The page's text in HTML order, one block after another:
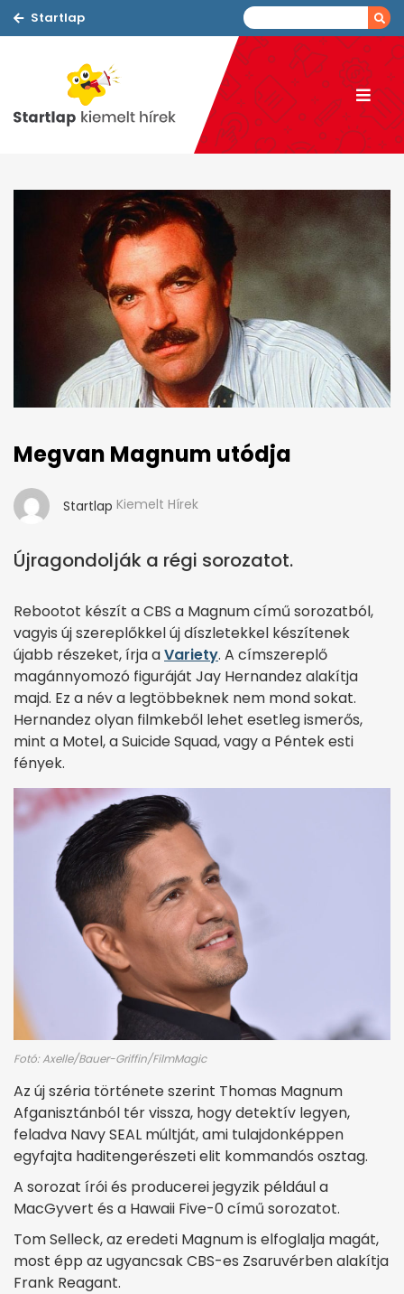
Startlap
Megvan Magnum utódja
Startlap Kiemelt Hírek
Újragondolják a régi sorozatot.
Rebootot készít a CBS a Magnum című sorozatból,
vagyis új szereplőkkel új díszletekkel készítenek
újabb részeket, írja aVariety. A címszereplő
magánnyomozó figuráját Jay Hernandez alakítja
majd. Ez a név a legtöbbeknek nem mond sokat.
Hernandez olyan filmkeből lehet esetleg ismerős,
mint a Motel, a Suicide Squad, vagy a Péntek esti
fények.
Fotó: Axelle/Bauer-Griffin/FilmMagic
Az új széria története szerint Thomas Magnum
Afganisztánból tér vissza, hogy detektív legyen,
feladva Navy SEAL múltját, ami tulajdonképpen
egyfajta haditengerészeti elit kommandós osztag.
A sorozat írói és producerei jegyzik például a
MacGyvert és a Hawaii Five-0 című sorozatot.
Tom Selleck, az eredeti Magnum is elfoglalja magát,
most épp az ugyancsak CBS-es Zsaruvérben alakítja
Frank Reagant.